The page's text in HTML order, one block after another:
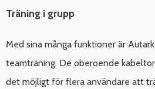
Träning i grupp
Med sina många funktioner är
teamträning. De oberoende
det möjligt för flera användare att